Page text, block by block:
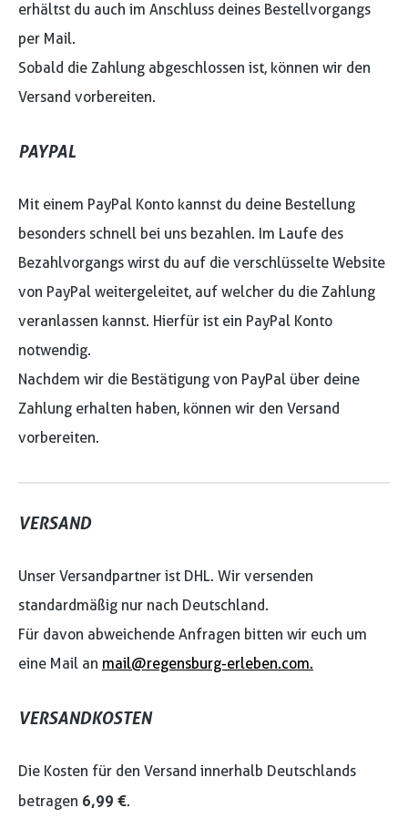
erhältst du auch im Anschluss deines Bestellvorgangs
per Mail.
Sobald die Zahlung abgeschlossen ist, können wir den
Versand vorbereiten.
PAYPAL
Mit einem PayPal Konto kannst du deine Bestellung
besonders schnell bei uns bezahlen. Im Laufe des
Bezahlvorgangs wirst du auf die verschlüsselte Website
von PayPal weitergeleitet, auf welcher du die Zahlung
veranlassen kannst. Hierfür ist ein PayPal Konto
notwendig.
Nachdem wir die Bestätigung von PayPal über deine
Zahlung erhalten haben, können wir den Versand
vorbereiten.
VERSAND
Unser Versandpartner ist DHL. Wir versenden
standardmäßig nur nach Deutschland.
Für davon abweichende Anfragen bitten wir euch um
eine Mail an mail@regensburg-erleben.com.
VERSANDKOSTEN
Die Kosten für den Versand innerhalb Deutschlands
betragen 6,99 €.